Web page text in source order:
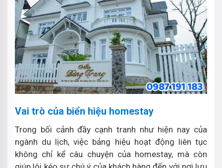
Vai trò của biển hiệu homestay
Trong bối cảnh đầy cạnh tranh như hiện nay của
ngành du lịch, việc bảng hiệu hoạt động liên tục
không chỉ kể câu chuyện của homestay, mà còn